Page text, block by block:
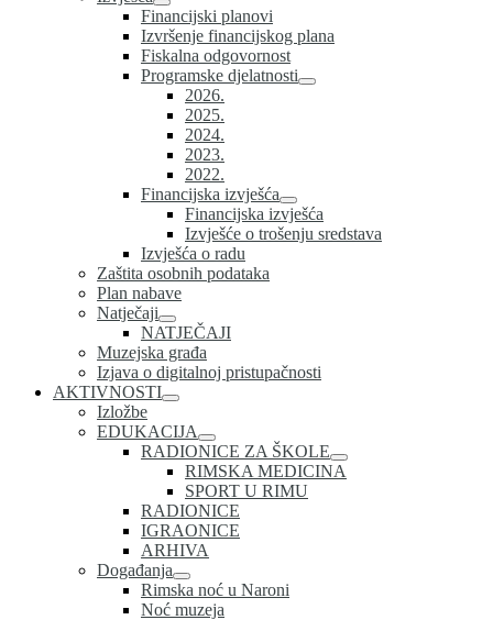
Financijski planovi
Izvršenje financijskog plana
Fiskalna odgovornost
Programske djelatnosti
2026.
2025.
2024.
2023.
2022.
Financijska izvješća
Financijska izvješća
Izvješće o trošenju sredstava
Izvješća o radu
Zaštita osobnih podataka
Plan nabave
Natječaji
NATJEČAJI
Muzejska građa
Izjava o digitalnoj pristupačnosti
AKTIVNOSTI
Izložbe
EDUKACIJA
RADIONICE ZA ŠKOLE
RIMSKA MEDICINA
SPORT U RIMU
RADIONICE
IGRAONICE
ARHIVA
Događanja
Rimska noć u Naroni
Noć muzeja